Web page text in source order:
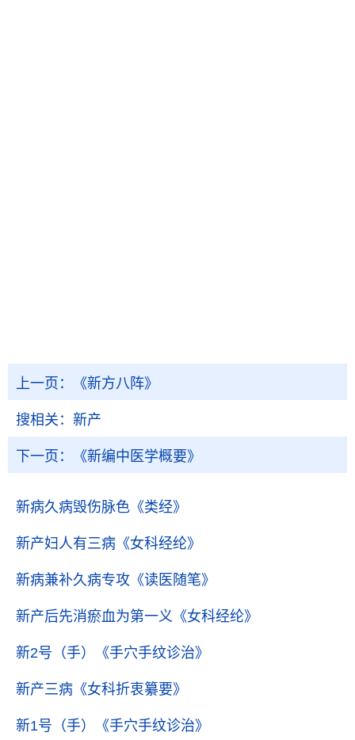
上一页： 《新方八阵》
搜相关： 新产
下一页： 《新编中医学概要》
新病久病毁伤脉色 《类经》
新产妇人有三病 《女科经纶》
新病兼补久病专攻 《读医随笔》
新产后先消瘀血为第一义 《女科经纶》
新2号（手） 《手穴手纹诊治》
新产三病 《女科折衷纂要》
新1号（手） 《手穴手纹诊治》